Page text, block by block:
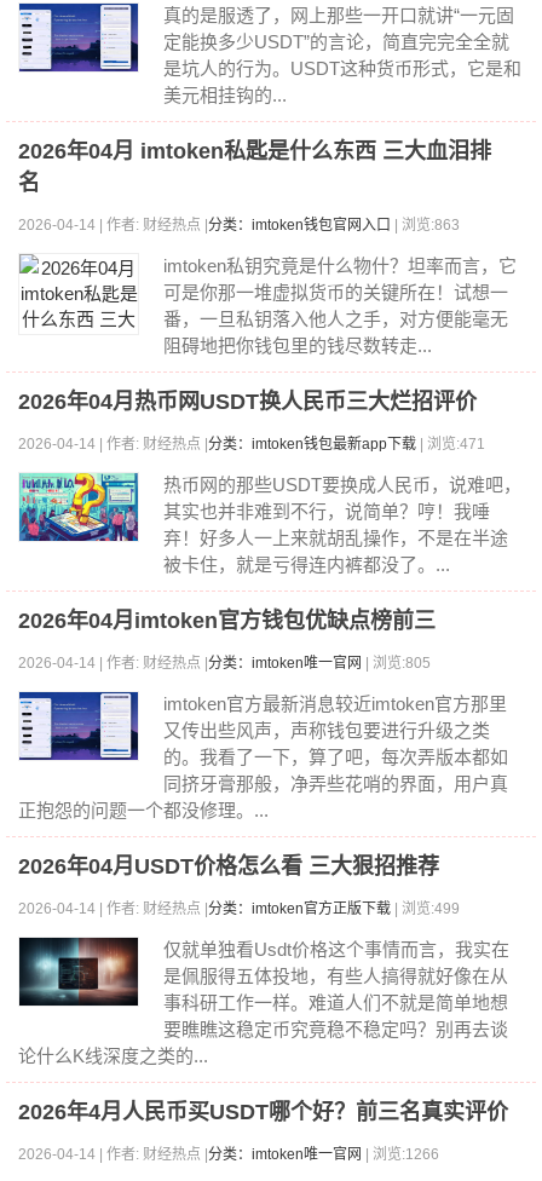
真的是服透了，网上那些一开口就讲“一元固
定能换多少USDT”的言论，简直完完全全就
是坑人的行为。USDT这种货币形式，它是和
美元相挂钩的...
2026年04月 imtoken私匙是什么东西 三大血泪排
名
2026-04-14 | 作者: 财经热点 | 分类：imtoken钱包官网入口 | 浏览:863
imtoken私钥究竟是什么物什？坦率而言，它
可是你那一堆虚拟货币的关键所在！试想一
番，一旦私钥落入他人之手，对方便能毫无
阻碍地把你钱包里的钱尽数转走...
2026年04月热币网USDT换人民币三大烂招评价
2026-04-14 | 作者: 财经热点 | 分类：imtoken钱包最新app下载 | 浏览:471
热币网的那些USDT要换成人民币，说难吧，
其实也并非难到不行，说简单？哼！我唾
弃！好多人一上来就胡乱操作，不是在半途
被卡住，就是亏得连内裤都没了。...
2026年04月imtoken官方钱包优缺点榜前三
2026-04-14 | 作者: 财经热点 | 分类：imtoken唯一官网 | 浏览:805
imtoken官方最新消息较近imtoken官方那里
又传出些风声，声称钱包要进行升级之类
的。我看了一下，算了吧，每次弄版本都如
同挤牙膏那般，净弄些花哨的界面，用户真
正抱怨的问题一个都没修理。...
2026年04月USDT价格怎么看 三大狠招推荐
2026-04-14 | 作者: 财经热点 | 分类：imtoken官方正版下载 | 浏览:499
仅就单独看Usdt价格这个事情而言，我实在
是佩服得五体投地，有些人搞得就好像在从
事科研工作一样。难道人们不就是简单地想
要瞧瞧这稳定币究竟稳不稳定吗？别再去谈
论什么K线深度之类的...
2026年4月人民币买USDT哪个好？前三名真实评价
2026-04-14 | 作者: 财经热点 | 分类：imtoken唯一官网 | 浏览:1266